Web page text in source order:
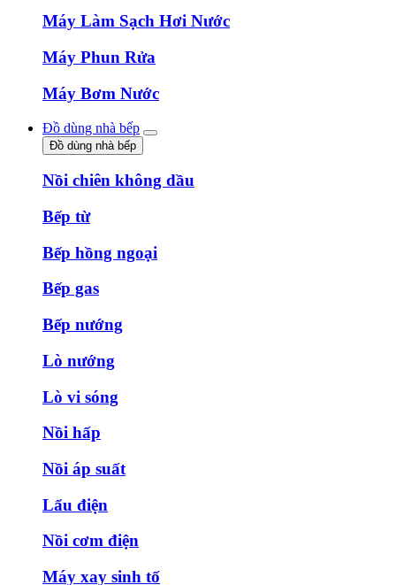
Máy Làm Sạch Hơi Nước
Máy Phun Rửa
Máy Bơm Nước
Đồ dùng nhà bếp
Đồ dùng nhà bếp
Nồi chiên không dầu
Bếp từ
Bếp hồng ngoại
Bếp gas
Bếp nướng
Lò nướng
Lò vi sóng
Nồi hấp
Nồi áp suất
Lẩu điện
Nồi cơm điện
Máy xay sinh tố